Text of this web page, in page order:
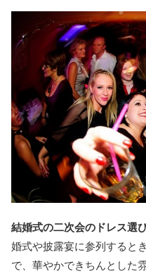
結婚式の二次会のドレス選
婚式や披露宴に参列すると
で、華やかできちんとした